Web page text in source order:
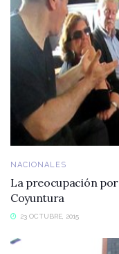
NACIONALES
La preocupación
Coyuntura
23 OCTUBRE, 2015